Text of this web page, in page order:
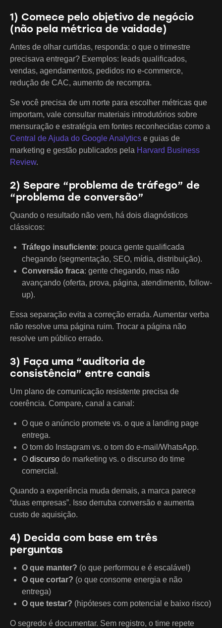
1) Comece pelo objetivo de negócio
(não pela métrica de vaidade)
Antes de olhar curtidas, responda: o que o trimestre
precisava entregar? Exemplos: leads qualificados,
vendas, agendamentos, pedidos no e-commerce,
redução de CAC, aumento de recompra.
Se você precisa de um norte para escolher métricas que
importam, vale consultar materiais introdutórios sobre
mensuração e estratégia em fontes reconhecidas como a
Central de Ajuda do Google Analytics e guias de
marketing e gestão publicados pela Harvard Business
Review.
2) Separe “problema de tráfego” de
“problema de conversão”
Quando o resultado não vem, há dois diagnósticos
clássicos:
Tráfego insuficiente: pouca gente qualificada
chegando (segmentação, SEO, mídia, distribuição).
Conversão fraca: gente chegando, mas não
avançando (oferta, prova, página, atendimento, follow-
up).
Essa separação evita a correção errada. Aumentar verba
não resolve uma página ruim. Trocar a página não
resolve um público errado.
3) Faça uma “auditoria de
consistência” entre canais
Um plano de comunicação resistente precisa de
coerência. Compare, canal a canal:
O que o anúncio promete vs. o que a landing page
entrega.
O tom do Instagram vs. o tom do e-mail/WhatsApp.
O discurso do marketing vs. o discurso do time
comercial.
Quando a experiência muda demais, a marca parece
“duas empresas”. Isso derruba conversão e aumenta
custo de aquisição.
4) Decida com base em três
perguntas
O que manter? (o que performou e é escalável)
O que cortar? (o que consome energia e não
entrega)
O que testar? (hipóteses com potencial e baixo risco)
O segredo é documentar. Sem registro, o time repete